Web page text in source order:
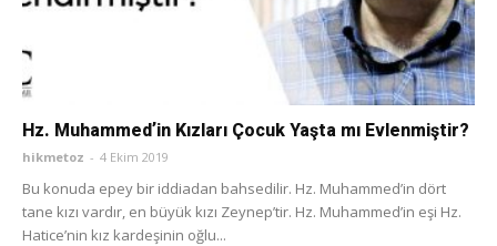
Hz. Muhammedʼin Kızları Çocuk Yaşta mı Evlenmiştir?
hikmetoz - 4 Ekim 2019
Bu konuda epey bir iddiadan bahsedilir. Hz. Muhammedʼin dört
tane kızı vardır, en büyük kızı Zeynepʼtir. Hz. Muhammedʼin eşi Hz.
Haticeʼnin kız kardeşinin oğlu...